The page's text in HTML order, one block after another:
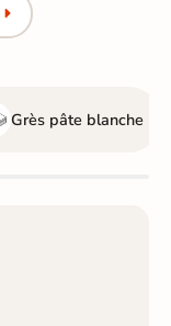
Grès pâte blanche